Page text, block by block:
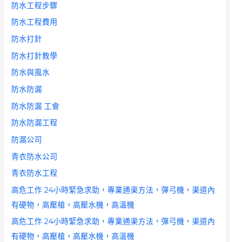
防水工程步驟
防水工程費用
防水打針
防水打針教學
防水與風水
防水防漏
防水防漏 工會
防水防漏工程
防漏公司
青衣防水公司
青衣防水工程
高危工作 24小時緊急求助，專業通渠方法，彈弓機，渠道內
有硬物，高壓槍，高壓水機，高溫機
高危工作 24小時緊急求助，專業通渠方法，彈弓機，渠道內
有硬物，高壓槍，高壓水機，高溫機